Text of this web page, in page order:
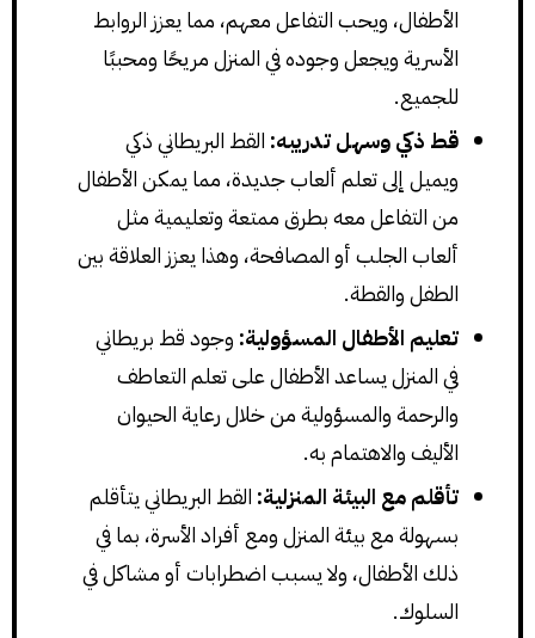
الأطفال، ويحب التفاعل معهم، مما يعزز الروابط
الأسرية ويجعل وجوده في المنزل مريحًا ومحببًا
للجميع.
قط ذكي وسهل تدريبه: القط البريطاني ذكي
ويميل إلى تعلم ألعاب جديدة، مما يمكن الأطفال
من التفاعل معه بطرق ممتعة وتعليمية مثل
ألعاب الجلب أو المصافحة، وهذا يعزز العلاقة بين
الطفل والقطة.
تعليم الأطفال المسؤولية: وجود قط بريطاني
في المنزل يساعد الأطفال على تعلم التعاطف
والرحمة والمسؤولية من خلال رعاية الحيوان
الأليف والاهتمام به.
تأقلم مع البيئة المنزلية: القط البريطاني يتأقلم
بسهولة مع بيئة المنزل ومع أفراد الأسرة، بما في
ذلك الأطفال، ولا يسبب اضطرابات أو مشاكل في
السلوك.